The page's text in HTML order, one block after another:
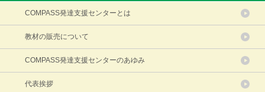
COMPASS発達支援センターとは
教材の販売について
COMPASS発達支援センターのあゆみ
代表挨拶